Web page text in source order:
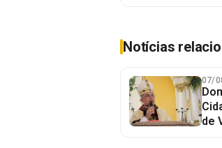
Notícias
07/
de